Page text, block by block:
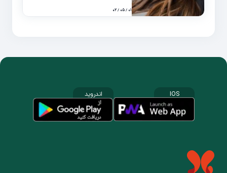
۰۱ / ۰۵ / ۰۲
IOS اندروید